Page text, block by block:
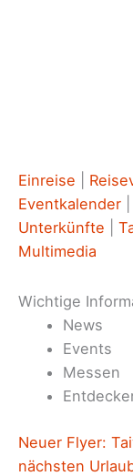
Einreise
Eventkalender
Unterkünfte
Multimedia
Wichtige
News
Events
Messen
Neuer Flyer:
nächsten